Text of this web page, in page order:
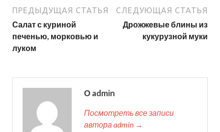
ПРЕДЫДУЩАЯ СТАТЬЯ
Салат с куриной
печенью, морковью и
луком
СЛЕДУЮЩАЯ СТАТЬЯ
Дрожжевые блины из
кукурузной муки
О admin
Посмотреть все записи
автора admin →